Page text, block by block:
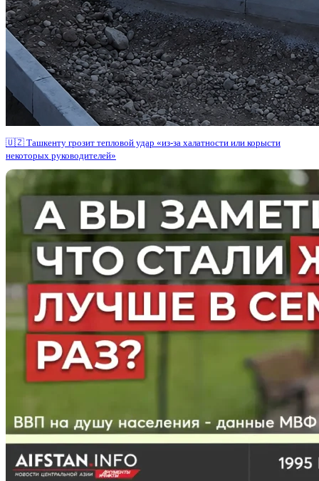
🇺🇿 Ташкенту грозит тепловой удар «из-за халатности или корысти
некоторых руководителей»